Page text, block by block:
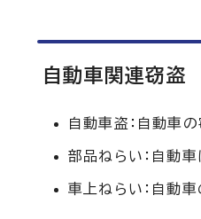
自動車関連窃盗
自動車盗：自動車の
部品ねらい：自動車
車上ねらい：自動